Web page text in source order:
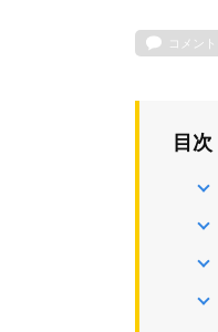
コメント
目次